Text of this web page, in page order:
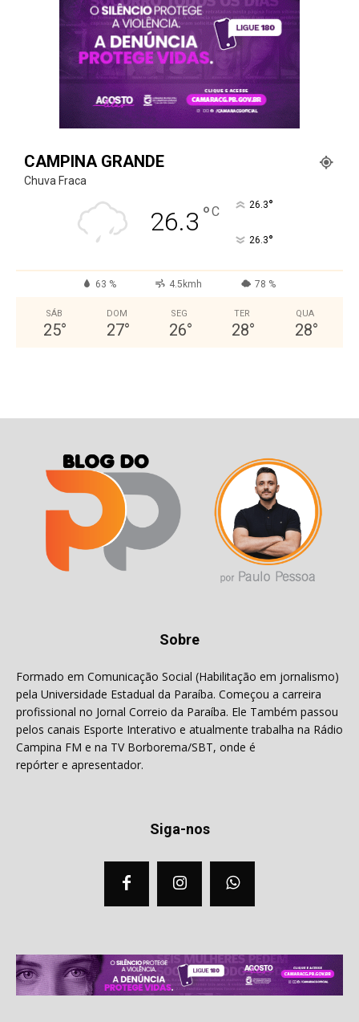
CAMPINA GRANDE
Chuva Fraca
26.3 °C 26.3°
26.3°
63 % 4.5kmh 78 %
SÁB
25°
DOM
27°
SEG
26°
TER
28°
QUA
28°
Sobre
Formado em Comunicação Social (Habilitação em jornalismo)
pela Universidade Estadual da Paraíba. Começou a carreira
profissional no Jornal Correio da Paraíba. Ele Também passou
pelos canais Esporte Interativo e atualmente trabalha na Rádio
Campina FM e na TV Borborema/SBT, onde é
repórter e apresentador.
Siga-nos